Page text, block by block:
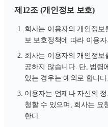
제12조 (개인정보 보호)
회사는 이용자의 개인정보
보 보호정책에 따라 이용
회사는 이용자의 개인정보
공하지 않습니다. 단, 법령
있는 경우는 예외로 합니다.
이용자는 언제나 자신의
청할 수 있으며, 회사는 요
한다.